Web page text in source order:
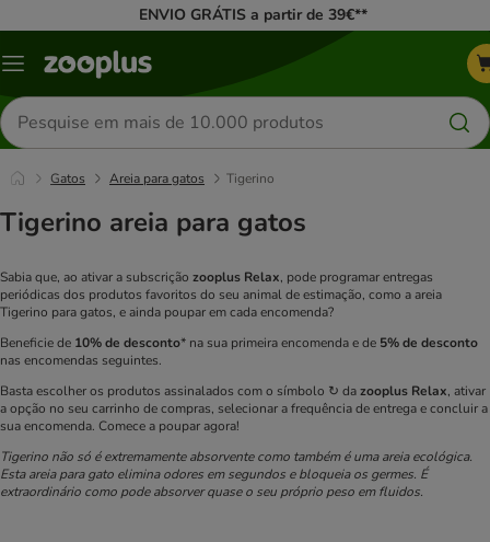
ENVIO GRÁTIS a partir de 39€**
Menu
Pesquisar
produtos
Gatos Areia para gatos Tigerino
Tigerino areia para gatos
Sabia que, ao ativar a subscrição zooplus Relax, pode programar entregas
periódicas dos produtos favoritos do seu animal de estimação, como a areia
Tigerino para gatos, e ainda poupar em cada encomenda?
Beneficie de 10% de desconto* na sua primeira encomenda e de 5% de desconto
nas encomendas seguintes.
Basta escolher os produtos assinalados com o símbolo ↻ dazooplus Relax, ativar
a opção no seu carrinho de compras, selecionar a frequência de entrega e concluir a
sua encomenda. Comece a poupar agora!
Tigerino não só é extremamente absorvente como também é uma areia ecológica.
Esta areia para gato elimina odores em segundos e bloqueia os germes. É
extraordinário como pode absorver quase o seu próprio peso em fluidos.